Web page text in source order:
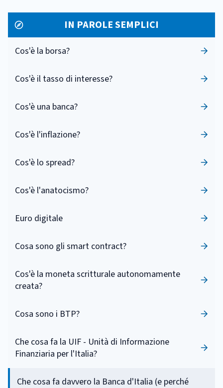
IN PAROLE SEMPLICI
Cos'è la borsa?
Cos'è il tasso di interesse?
Cos'è una banca?
Cos'è l'inflazione?
Cos'è lo spread?
Cos'è l'anatocismo?
Euro digitale
Cosa sono gli smart contract?
Cos'è la moneta scritturale autonomamente
creata?
Cosa sono i BTP?
Che cosa fa la UIF - Unità di Informazione
Finanziaria per l'Italia?
Che cosa fa davvero la Banca d'Italia (e perché